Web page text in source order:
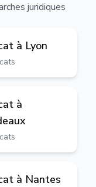
juridiques
à Lyon
à
à Nantes